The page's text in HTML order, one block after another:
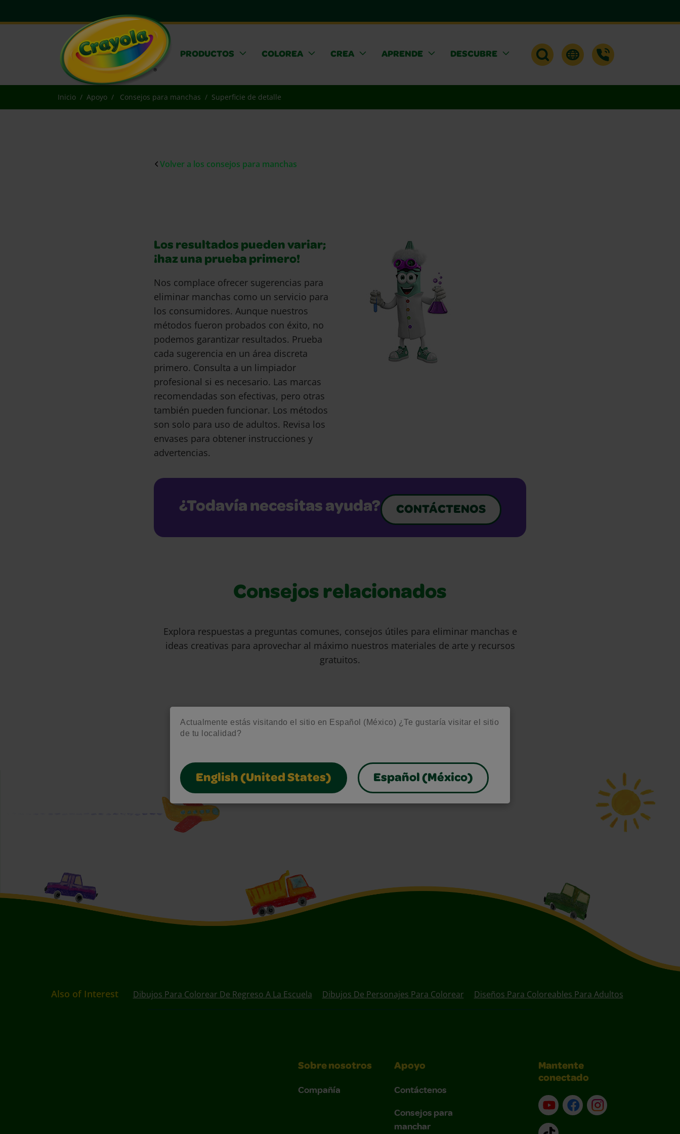
Actualmente estás visitando el sitio en Español (México) ¿Te gustaría visitar el sitio
de tu localidad?
English (United States) Español (México)
PRODUCTOS COLOREA CREA APRENDE DESCUBRE
Inicio Apoyo Consejos para manchas Superficie de detalle
Volver a los consejos para manchas
Los resultados pueden variar;
¡haz una prueba primero!
Nos complace ofrecer sugerencias para
eliminar manchas como un servicio para
los consumidores. Aunque nuestros
métodos fueron probados con éxito, no
podemos garantizar resultados. Prueba
cada sugerencia en un área discreta
primero. Consulta a un limpiador
profesional si es necesario. Las marcas
recomendadas son efectivas, pero otras
también pueden funcionar. Los métodos
son solo para uso de adultos. Revisa los
envases para obtener instrucciones y
advertencias.
¿Todavía necesitas ayuda? CONTÁCTENOS
Consejos relacionados
Explora respuestas a preguntas comunes, consejos útiles para eliminar manchas e
ideas creativas para aprovechar al máximo nuestros materiales de arte y recursos
gratuitos.
Also of Interest Dibujos Para Colorear De Regreso A La Escuela Dibujos De Personajes Para Colorear Diseños Para Coloreables Para Adultos
Sobre nosotros
Compañía
Apoyo
Contáctenos
Consejos para
manchar
Mantente
conectado
YouTube (en inglés)
Facebook (en inglés)
Instagram (en
TikTok